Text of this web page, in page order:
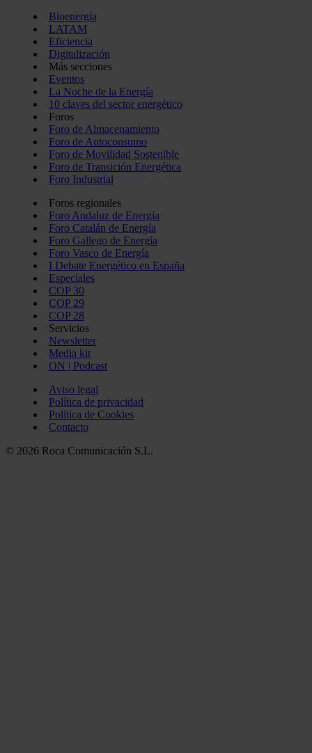
Bioenergía
LATAM
Eficiencia
Digitalización
Más secciones
Eventos
La Noche de la Energía
10 claves del sector energético
Foros
Foro de Almacenamiento
Foro de Autoconsumo
Foro de Movilidad Sostenible
Foro de Transición Energética
Foro Industrial
Foros regionales
Foro Andaluz de Energía
Foro Catalán de Energía
Foro Gallego de Energía
Foro Vasco de Energía
I Debate Energético en España
Especiales
COP 30
COP 29
COP 28
Servicios
Newsletter
Media kit
ON | Podcast
Aviso legal
Política de privacidad
Política de Cookies
Contacto
© 2026 Roca Comunicación S.L.